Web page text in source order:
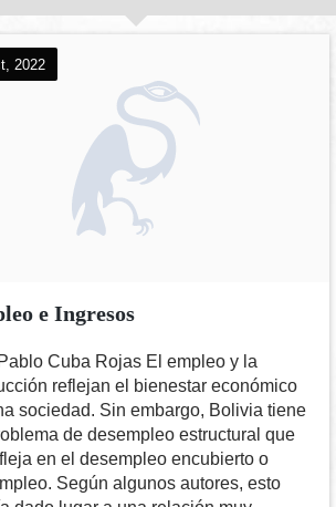
2022
e Ingresos
Cuba Rojas El empleo y la
reflejan el bienestar económico
sociedad. Sin embargo, Bolivia tiene
de desempleo estructural que
en el desempleo encubierto o
Según algunos autores, esto